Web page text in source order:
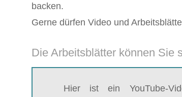
backen.
Gerne dürfen Video und
Die Arbeitsblätter können Sie
Hier ist ein YouTube-